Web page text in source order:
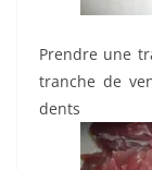
Prendre une
tranche de
dents